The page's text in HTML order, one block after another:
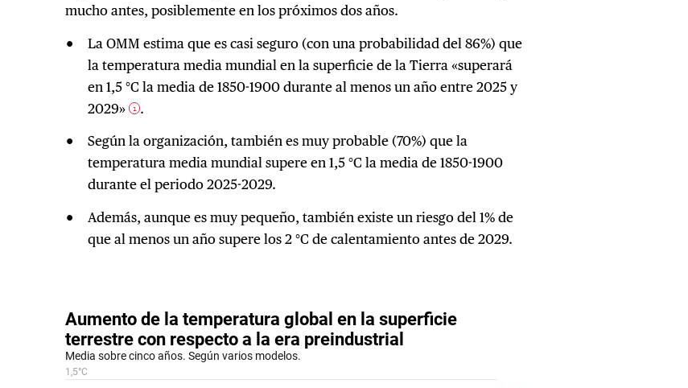
mucho antes, posiblemente en los próximos dos años.
La OMM estima que es casi seguro (con una probabilidad del 86%) que
la temperatura media mundial en la superficie de la Tierra «superará
en 1,5 °C la media de 1850-1900 durante al menos un año entre 2025 y
2029» 1 .
Según la organización, también es muy probable (70%) que la
temperatura media mundial supere en 1,5 °C la media de 1850-1900
durante el periodo 2025-2029.
Además, aunque es muy pequeño, también existe un riesgo del 1% de
que al menos un año supere los 2 °C de calentamiento antes de 2029.